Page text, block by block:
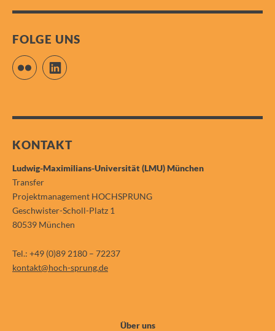
FOLGE UNS
Flickr LinkedIn
KONTAKT
Ludwig-Maximilians-Universität (LMU) München
Transfer
Projektmanagement HOCHSPRUNG
Geschwister-Scholl-Platz 1
80539 München
Tel.: +49 (0)89 2180 – 72237
kontakt@hoch-sprung.de
Über uns